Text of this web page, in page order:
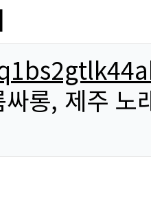
롱, 제주 노